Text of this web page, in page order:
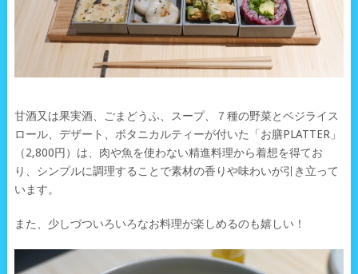
甘酒又は果実酒、ごまどうふ、スープ、７種の野菜とベジライス
ロール、デザート、ボタニカルティーが付いた「お膳PLATTER」
（2,800円）は、肉や魚を使わない精進料理から着想を得てお
り、シンプルに調理することで素材の香りや味わいが引き立って
います。
また、少しづついろいろなお料理が楽しめるのも嬉しい！